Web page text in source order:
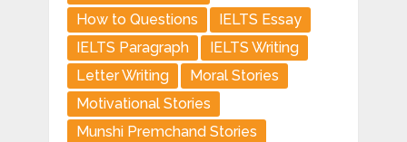
How to Questions
IELTS Essay
IELTS Paragraph
IELTS Writing
Letter Writing
Moral Stories
Motivational Stories
Munshi Premchand Stories